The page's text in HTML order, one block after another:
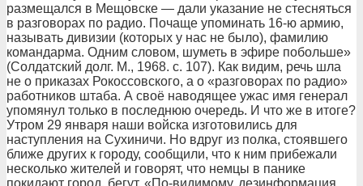
размещался в Мещовске — дали указание не стесняться
в разговорах по радио. Почаще упоминать 16-ю армию,
называть дивизии (которых у нас не было), фамилию
командарма. Одним словом, шуметь в эфире побольше»
(Солдатский долг. М., 1968. с. 107). Как видим, речь шла
не о приказах Рокоссовского, а о «разговорах по радио»
работников штаба. А своё наводящее ужас имя генерал
упомянул только в последнюю очередь. И что же в итоге?
Утром 29 января наши войска изготовились для
наступления на Сухиничи. Но вдруг из полка, стоявшего
ближе других к городу, сообщили, что к ним прибежали
несколько жителей и говорят, что немцы в панике
покидают город, бегут. «По-видимому, дезинформация